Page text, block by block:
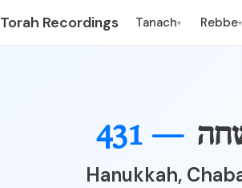
Torah Recordings Tanach▾ Rebbe▾
431 —
Hanukkah,